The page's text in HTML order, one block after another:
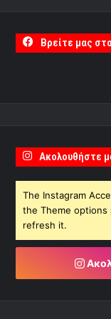
Βρείτε μας
Ακολουθήστε
The Instagram
the Theme
refresh it.